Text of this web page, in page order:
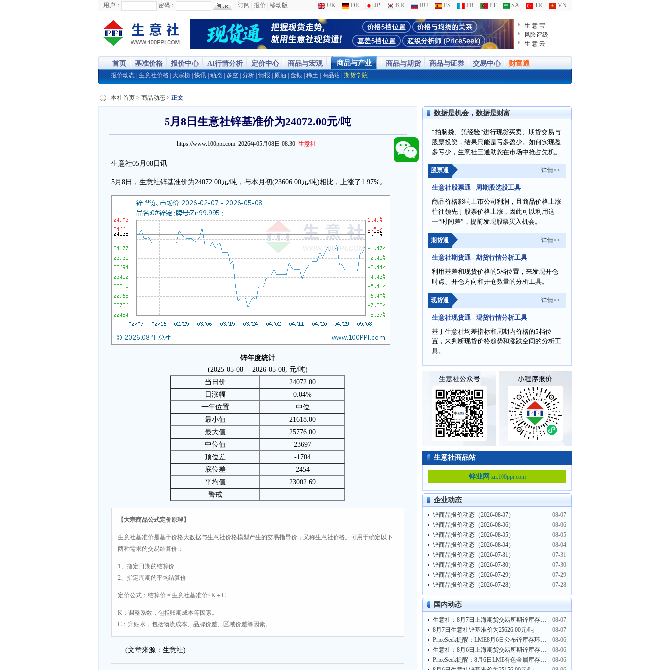
用户： 密码： 订阅 报价 移动版 UK DE JP KR RU ES FR PT SA TR VN
生 意 宝
风险评级
生 意 云
首页 基准价格 报价中心 AI行情分析 定价中心 商品与宏观 商品与产业 商品与期货 商品与证券 交易中心 财富通
报价动态 生意社价格 大宗榜 |快讯 动态 多空 分析 |情报 原油 金银 稀土 商品站 期货学院
本社首页 > 商品动态 > 正文
5月8日生意社锌基准价为24072.00元/吨
https://www.100ppi.com 2026年05月08日 08:30 生意社
生意社05月08日讯
5月8日，生意社锌基准价为24072.00元/吨，与本月初(23606.00元/吨)相比，上涨了1.97%。
锌年度统计
(2025-05-08 -- 2026-05-08, 元/吨)
当日价
24072.00
日涨幅
0.04%
一年位置
中位
最小值
21618.00
最大值
25776.00
中位值
23697
顶位差
-1704
底位差
2454
平均值
23002.69
警戒
【大宗商品公式定价原理】
生意社基准价是基于价格大数据与生意社价格模型产生的交易指导价，又称生意社价格。可用于确定以下
两种需求的交易结算价：
1、指定日期的结算价
2、指定周期的平均结算价
定价公式：结算价 = 生意社基准价×K＋C
K：调整系数，包括账期成本等因素。
C：升贴水，包括物流成本、品牌价差、区域价差等因素。
(文章来源：生意社)
数据是机会，数据是财富
“拍脑袋、凭经验”进行现货买卖、期货交易与
股票投资，结果只能是亏多盈少。如何实现盈
多亏少，生意社三通助您在市场中抢占先机。
股票通 详情>>
生意社股票通 - 周期股选股工具
商品价格影响上市公司利润，且商品价格上涨
往往领先于股票价格上涨，因此可以利用这
一“时间差”，提前发现股票买入机会。
期货通 详情>>
生意社期货通 - 期货行情分析工具
利用基差和现货价格的5档位置，来发现开仓
时点、开仓方向和开仓数量的分析工具。
现货通 详情>>
生意社现货通 - 现货行情分析工具
基于生意社均差指标和周期内价格的5档位
置，来判断现货价格趋势和涨跌空间的分析工
具。
生意社商品站
锌业网 zn.100ppi.com
企业动态
锌商品报价动态（2026-08-07）
08-07
锌商品报价动态（2026-08-06）
08-06
锌商品报价动态（2026-08-05）
08-05
锌商品报价动态（2026-08-04）
08-04
锌商品报价动态（2026-07-31）
07-31
锌商品报价动态（2026-07-30）
07-30
锌商品报价动态（2026-07-29）
07-29
锌商品报价动态（2026-07-28）
07-28
国内动态
生意社：8月7日上海期货交易所期锌库存110157吨
08-07
8月7日生意社锌基准价为25626.00元/吨
08-07
PriceSeek提醒：LME8月6日公布锌库存环比下降
08-06
生意社：8月6日上海期货交易所期锌库存111155吨
08-06
PriceSeek提醒：8月6日LME有色金属库存全线回落
08-06